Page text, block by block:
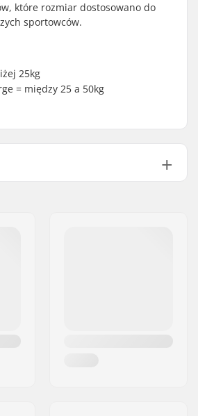
które rozmiar dostosowano do
sportowców.
25kg
= między 25 a 50kg